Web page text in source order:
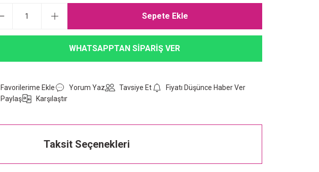
Sepete Ekle
WHATSAPPTAN SİPARİŞ VER
Yorum Yaz Tavsiye Et
Fiyatı Düşünce Haber Ver
Paylaş
Karşılaştır
Taksit Seçenekleri